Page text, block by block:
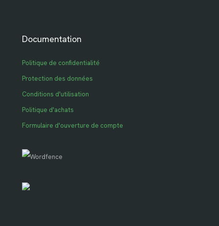
Documentation
Politique de confidentialité
Protection des données
Conditions d'utilisation
Politique d'achats
Formulaire d'ouverture de compte